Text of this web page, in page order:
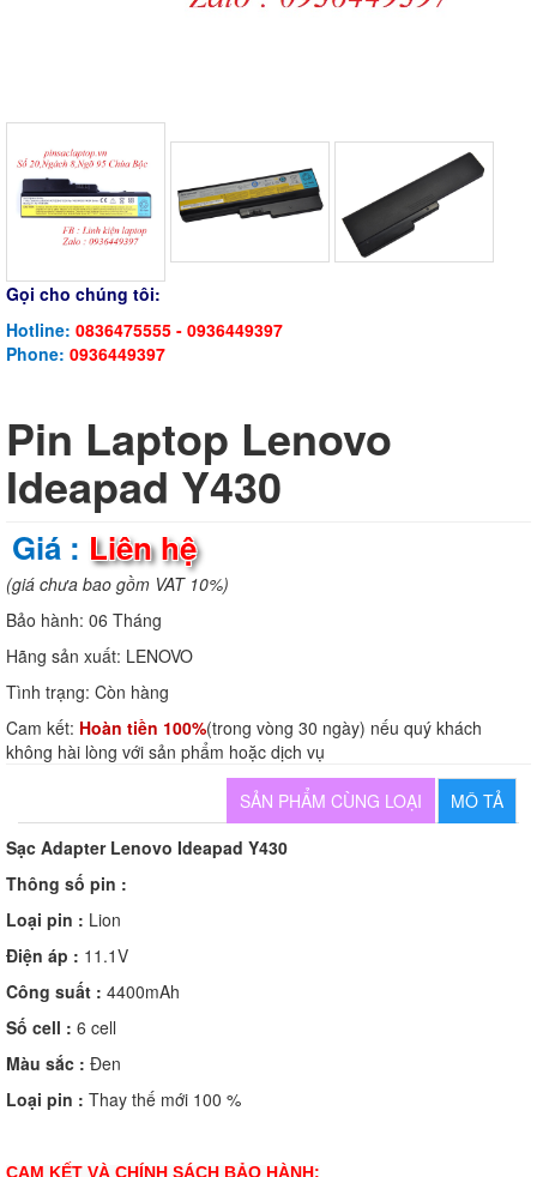
Gọi cho chúng tôi:
Hotline: 0836475555 - 0936449397
Phone: 0936449397
Pin Laptop Lenovo
Ideapad Y430
Giá : Liên hệ
(giá chưa bao gồm VAT 10%)
Bảo hành: 06 Tháng
Hãng sản xuất: LENOVO
Tình trạng: Còn hàng
Cam kết: Hoàn tiền 100%(trong vòng 30 ngày) nếu quý khách
không hài lòng với sản phẩm hoặc dịch vụ
MÔ TẢ
SẢN PHẨM CÙNG LOẠI
Sạc Adapter Lenovo Ideapad Y430
Thông số pin :
Loại pin : Lion
Điện áp : 11.1V
Công suất : 4400mAh
Số cell : 6 cell
Màu sắc : Đen
Loại pin : Thay thế mới 100 %
CAM KẾT VÀ CHÍNH SÁCH BẢO HÀNH: